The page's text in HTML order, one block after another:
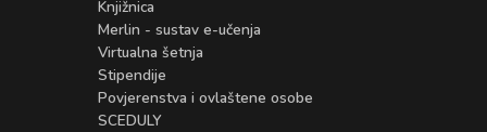
Knjižnica
Merlin - sustav e-učenja
Virtualna šetnja
Stipendije
Povjerenstva i ovlaštene osobe
SCEDULY